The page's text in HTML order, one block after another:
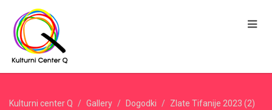
Kulturni center Q Gallery Dogodki
Zlate Tifanije 2023 (2)